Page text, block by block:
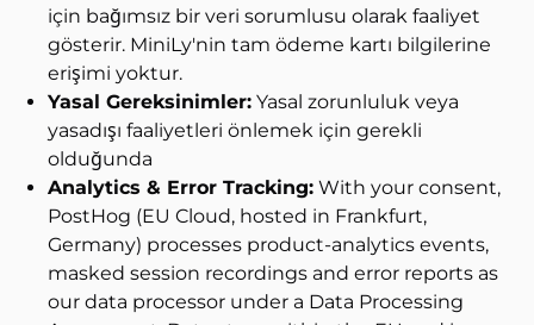
için bağımsız bir veri sorumlusu olarak faaliyet
gösterir. MiniLy'nin tam ödeme kartı bilgilerine
erişimi yoktur.
Yasal Gereksinimler: Yasal zorunluluk veya
yasadışı faaliyetleri önlemek için gerekli
olduğunda
Analytics & Error Tracking: With your consent,
PostHog (EU Cloud, hosted in Frankfurt,
Germany) processes product-analytics events,
masked session recordings and error reports as
our data processor under a Data Processing